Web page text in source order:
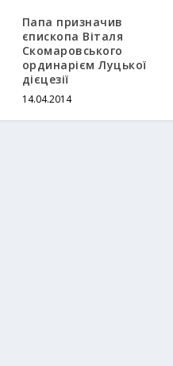
Папа призначив
єпископа Віталя
Скомаровського
ординарієм Луцької
дієцезії
14.04.2014